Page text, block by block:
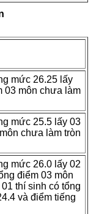
mức 26.25 lấy
03 môn chưa làm
mức 25.5 lấy 03
chưa làm tròn
mức 26.0 lấy 02
điểm 03 môn
thí sinh có tổng
và điểm tiếng